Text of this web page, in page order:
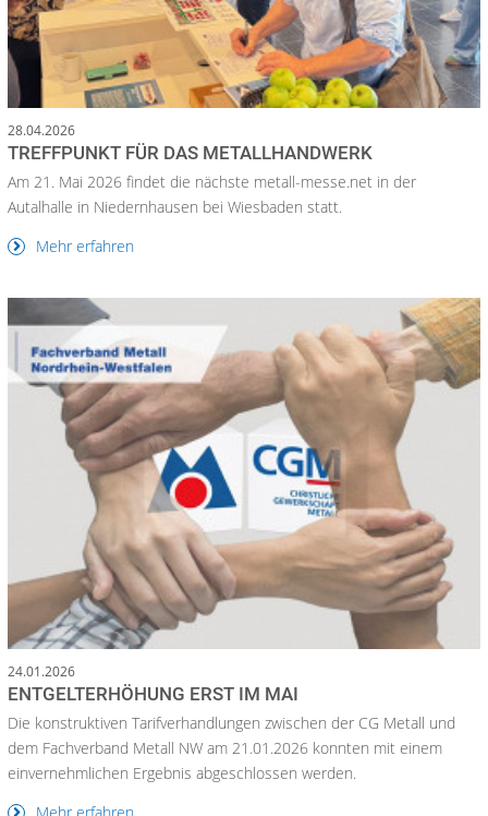
28.04.2026
TREFFPUNKT FÜR DAS METALLHANDWERK
Am 21. Mai 2026 findet die nächste metall-messe.net in der
Autalhalle in Niedernhausen bei Wiesbaden statt.
Mehr erfahren
24.01.2026
ENTGELTERHÖHUNG ERST IM MAI
Die konstruktiven Tarifverhandlungen zwischen der CG Metall und
dem Fachverband Metall NW am 21.01.2026 konnten mit einem
einvernehmlichen Ergebnis abgeschlossen werden.